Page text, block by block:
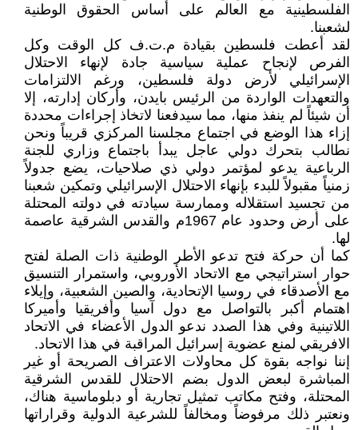
الفلسطينية مع العالم على أساس الحقوق الوطنية
لشعبنا.
لقد أعطت فلسطين بقيادة م.ت.ف كل الوقت وكل
الفرص لإنجاح عملية سياسية جادة لإنهاء الاحتلال
الإسرائيلي لأرض دولة فلسطين، ورغم الالتزامات
والتعهدات الواردة من الرئيس بايدن، وأركان إدارته، إلا
أن شيئاً لم ينفذ منها، مما سيدفعنا لاتخاذ إجراءات محددة
إزاء هذا الوضع في اجتماع مجلسنا المركزي قريباً ونحن
نطالب بتحرك دولي عاجل يبدأ باجتماع وزاري للجنة
الرباعية يدعو لمؤتمر دولي ذي صلاحيات، يضع جدولاً
زمنياً مقبولاً للبدء بإنهاء الاحتلال الإسرائيلي وتمكين شعبنا
من تجسيد استقلاله وممارسة سيادته في دولته المحتلة
على أرض وحدود عام 1967م والقدس الشرقية عاصمة
لها.
كما أن حركة فتح تدعو الأطر الوطنية ذات الصلة لفتح
حوار استراتيجي مع الاتحاد الأوروبي، واستمرار التنسيق
مع الأصدقاء في روسيا الإتحادية، والصين الشعبية، وإيلاء
اهتمام أكبر بالتواصل مع دول آسيا وأفريقيا وأميركا
اللاتينية وفي هذا الصدد ندعو الدول الأعضاء في الاتحاد
الافريقي لمنع عضوية إسرائيل المراقبة في هذا الاتحاد.
إننا نواجه بقوة كل محاولات الاعتراف الصريحة أو غير
المباشرة لبعض الدول بضم الاحتلال للقدس الشرقية
المحتلة، وفتح مكاتب تمثيل تجارية أو دبلوماسية هناك،
ونعتبر ذلك مرفوضاً ومخالفاً للشرعية الدولية وقراراتها